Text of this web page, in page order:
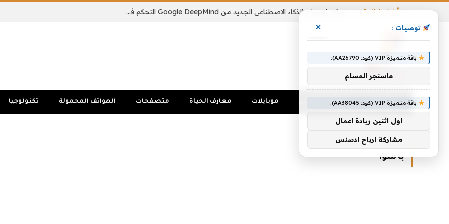
أخبار شائعة يمكن لنموذج الذكاء الاصطناعي الجديد من Google DeepMind التحكم في جسم الروبوت بالكامل
الرئيسية تواصل اجتماعي موبايلات معارف الحياة متصفحات الهواتف المحمولة تكنولوجيا
بأسوأ
بأسوأ
توصيات : ×
باقة متميزة VIP (كود: AA26790):
ماسنجر المسلم
باقة متميزة VIP (كود: AA38045):
اول اثنين ريادة اعمال
مشاركة ارباح ادسنس